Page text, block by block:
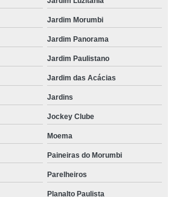
Jardim Morumbi
Jardim Panorama
Jardim Paulistano
Jardim das Acácias
Jardins
Jockey Clube
Moema
Paineiras do Morumbi
Parelheiros
Planalto Paulista